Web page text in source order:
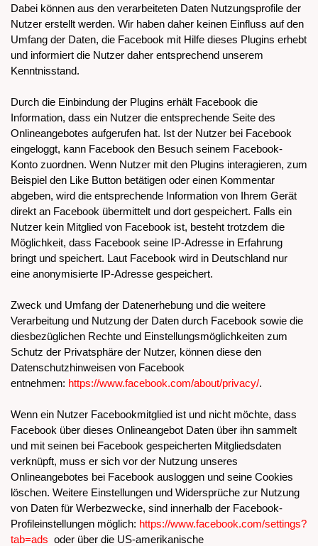
Dabei können aus den verarbeiteten Daten Nutzungsprofile der
Nutzer erstellt werden. Wir haben daher keinen Einfluss auf den
Umfang der Daten, die Facebook mit Hilfe dieses Plugins erhebt
und informiert die Nutzer daher entsprechend unserem
Kenntnisstand.
Durch die Einbindung der Plugins erhält Facebook die
Information, dass ein Nutzer die entsprechende Seite des
Onlineangebotes aufgerufen hat. Ist der Nutzer bei Facebook
eingeloggt, kann Facebook den Besuch seinem Facebook-
Konto zuordnen. Wenn Nutzer mit den Plugins interagieren, zum
Beispiel den Like Button betätigen oder einen Kommentar
abgeben, wird die entsprechende Information von Ihrem Gerät
direkt an Facebook übermittelt und dort gespeichert. Falls ein
Nutzer kein Mitglied von Facebook ist, besteht trotzdem die
Möglichkeit, dass Facebook seine IP-Adresse in Erfahrung
bringt und speichert. Laut Facebook wird in Deutschland nur
eine anonymisierte IP-Adresse gespeichert.
Zweck und Umfang der Datenerhebung und die weitere
Verarbeitung und Nutzung der Daten durch Facebook sowie die
diesbezüglichen Rechte und Einstellungsmöglichkeiten zum
Schutz der Privatsphäre der Nutzer, können diese den
Datenschutzhinweisen von Facebook
entnehmen: https://www.facebook.com/about/privacy/.
Wenn ein Nutzer Facebookmitglied ist und nicht möchte, dass
Facebook über dieses Onlineangebot Daten über ihn sammelt
und mit seinen bei Facebook gespeicherten Mitgliedsdaten
verknüpft, muss er sich vor der Nutzung unseres
Onlineangebotes bei Facebook ausloggen und seine Cookies
löschen. Weitere Einstellungen und Widersprüche zur Nutzung
von Daten für Werbezwecke, sind innerhalb der Facebook-
Profileinstellungen möglich: https://www.facebook.com/settings?
tab=ads oder über die US-amerikanische